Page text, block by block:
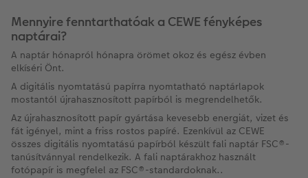
Mennyire fenntarthatóak a CEWE fényképes
naptárai?
A naptár hónapról hónapra örömet okoz és egész évben
elkíséri Önt.
A digitális nyomtatású papírra nyomtatható naptárlapok
mostantól újrahasznosított papírból is megrendelhetők.
Az újrahasznosított papír gyártása kevesebb energiát, vizet és
fát igényel, mint a friss rostos papíré. Ezenkívül az CEWE
összes digitális nyomtatású papírból készült fali naptár FSC®-
tanúsítvánnyal rendelkezik. A fali naptárakhoz használt
fotópapír is megfelel az FSC®-standardoknak..